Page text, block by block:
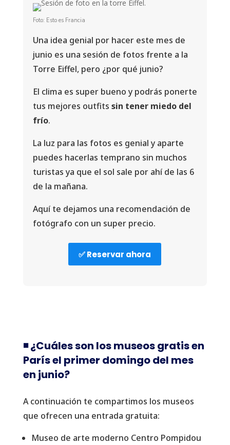
Foto: Esto es Francia
Una idea genial por hacer este mes de
junio es una sesión de fotos frente a la
Torre Eiffel, pero ¿por qué junio?
El clima es super bueno y podrás ponerte
tus mejores outfits sin tener miedo del
frío.
La luz para las fotos es genial y aparte
puedes hacerlas temprano sin muchos
turistas ya que el sol sale por ahí de las 6
de la mañana.
Aquí te dejamos una recomendación de
fotógrafo con un super precio.
✅ Reservar ahora
◾️ ¿Cuáles son los museos gratis en
París el primer domingo del mes
en junio?
A continuación te compartimos los museos
que ofrecen una entrada gratuita:
Museo de arte moderno Centro Pompidou